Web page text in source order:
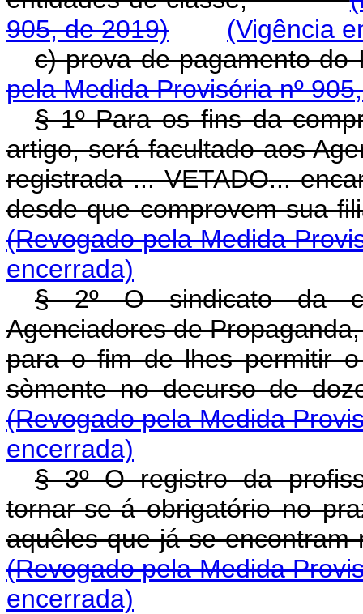
905, de 2019)
(Vigência
c) prova de
pela Medida Provisória nº
§ 1º Para os fins da
artigo, será facultado aos
registrada ...VETADO...
desde que comprovem
(Revogado pela Medida
encerrada)
§ 2º O sindicato da
Agenciadores de
para o fim de lhes permitir
sòmente no decurso
(Revogado pela Medida
encerrada)
§ 3º O registro da
tornar-se-á obrigatório no
aquêles que já se
(Revogado pela Medida
encerrada)